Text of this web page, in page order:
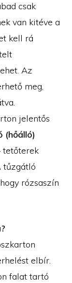
csak
van kitéve a
kell rá
Az
meg,
jelentős
(hőálló)
tetőterek
tűzgátló
rózsaszín
elbír.
falat tartó